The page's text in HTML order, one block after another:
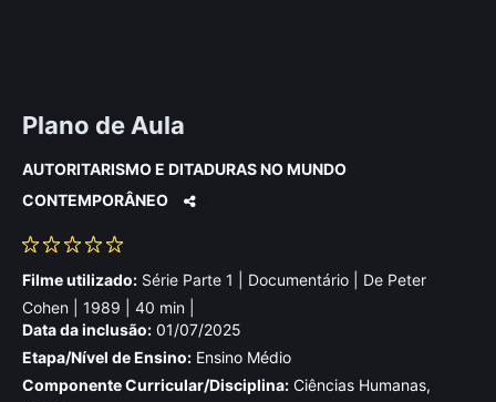
Plano de Aula
AUTORITARISMO E DITADURAS NO MUNDO
CONTEMPORÂNEO
Filme utilizado: Série Parte 1 | Documentário | De Peter
Cohen | 1989 | 40 min |
Data da inclusão: 01/07/2025
Etapa/Nível de Ensino: Ensino Médio
Componente Curricular/Disciplina: Ciências Humanas,